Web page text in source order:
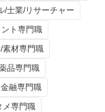
/士業/リサーチャー
ト専門職
素材専門職
品専門職
金融専門職
メ専門職